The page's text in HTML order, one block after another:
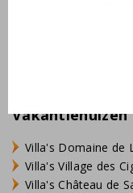
Vakantiehuizen
Villa's Domaine de
Villa's Village des
Villa's Château de